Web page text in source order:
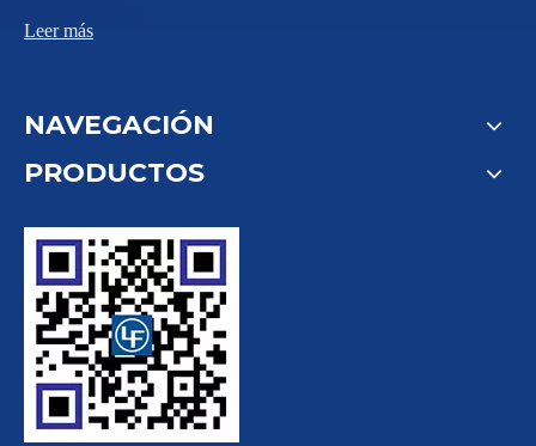
Leer más
NAVEGACIÓN
PRODUCTOS